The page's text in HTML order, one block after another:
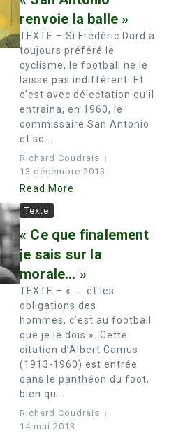
renvoie la balle »
TEXTE – Si Frédéric Dard a
toujours préféré le
cyclisme, le football ne le
laisse pas indifférent. Et
c’est avec délectation qu’il
entraîna, en 1960, le
commissaire San Antonio
et so...
Richard Coudrais
13 décembre 2013
Read More
Texte
« Ce que finalement
je sais sur la
morale… »
TEXTE – « … et les
obligations des
hommes, c’est au football
que je le dois ». Cette
citation d’Albert Camus
(1913-1960) est entrée
dans le panthéon du foot,
bien qu...
Richard Coudrais
14 mai 2013